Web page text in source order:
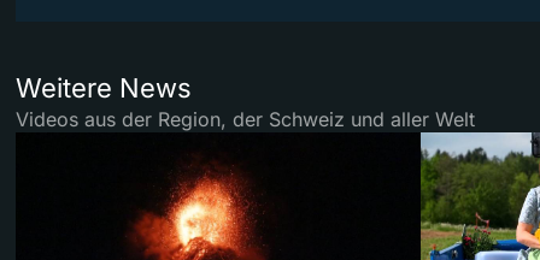
Weitere News
Videos aus der Region, der Schweiz und aller Welt